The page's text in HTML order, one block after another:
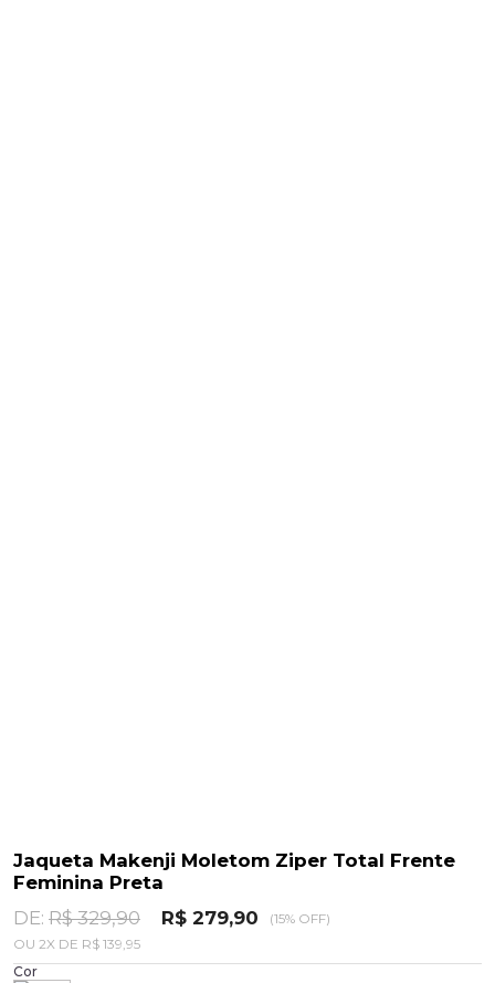
Jaqueta Makenji Moletom Ziper Total Frente
Feminina Preta
DE: R$ 329,90 R$ 279,90
(15% OFF)
OU 2X DE R$ 139,95
Cor